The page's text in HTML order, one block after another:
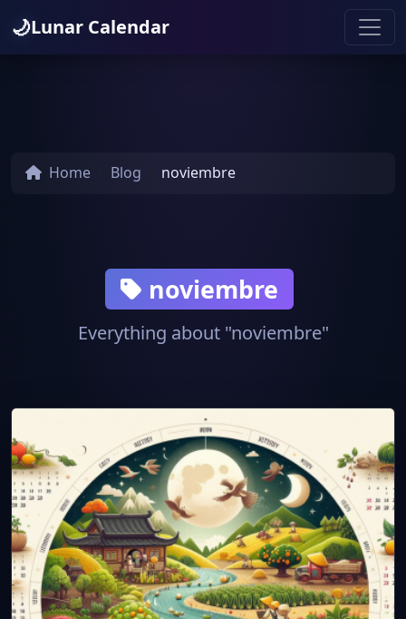
🌙Lunar Calendar
Home Blog noviembre
noviembre
Everything about "noviembre"